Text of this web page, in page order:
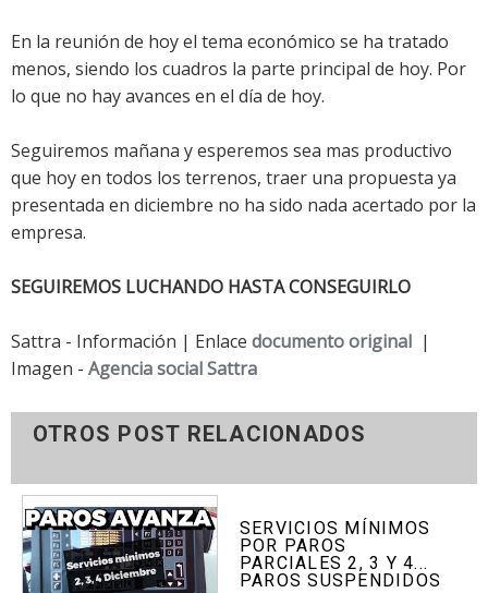
En la reunión de hoy el tema económico se ha tratado
menos, siendo los cuadros la parte principal de hoy. Por
lo que no hay avances en el día de hoy.
Seguiremos mañana y esperemos sea mas productivo
que hoy en todos los terrenos, traer una propuesta ya
presentada en diciembre no ha sido nada acertado por la
empresa.
SEGUIREMOS LUCHANDO HASTA CONSEGUIRLO
Sattra - Información | Enlace documento original |
Imagen - Agencia social Sattra
OTROS POST RELACIONADOS
SERVICIOS MÍNIMOS
POR PAROS
PARCIALES 2, 3 Y 4...
PAROS SUSPENDIDOS